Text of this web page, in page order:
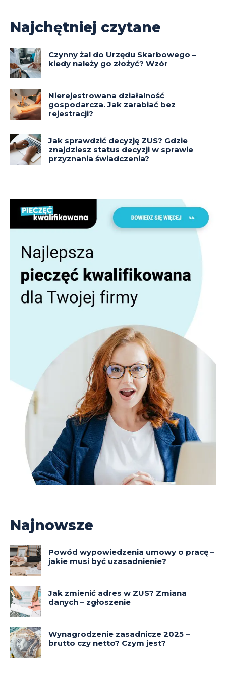
Najchętniej czytane
Czynny żal do Urzędu Skarbowego –
kiedy należy go złożyć? Wzór
Nierejestrowana działalność
gospodarcza. Jak zarabiać bez
rejestracji?
Jak sprawdzić decyzję ZUS? Gdzie
znajdziesz status decyzji w sprawie
przyznania świadczenia?
Najnowsze
Powód wypowiedzenia umowy o pracę –
jakie musi być uzasadnienie?
Jak zmienić adres w ZUS? Zmiana
danych – zgłoszenie
Wynagrodzenie zasadnicze 2025 –
brutto czy netto? Czym jest?